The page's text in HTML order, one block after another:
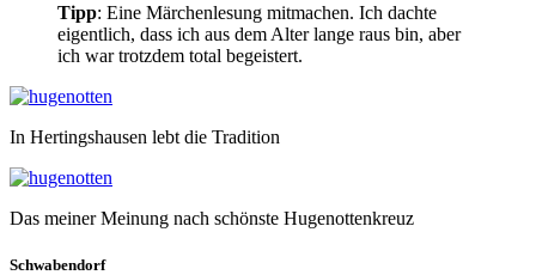
Tipp: Eine Märchenlesung mitmachen. Ich dachte
eigentlich, dass ich aus dem Alter lange raus bin, aber
ich war trotzdem total begeistert.
In Hertingshausen lebt die Tradition
Das meiner Meinung nach schönste Hugenottenkreuz
Schwabendorf